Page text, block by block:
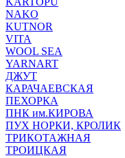
NAKO
KUTNOR
VITA
WOOL SEA
YARNART
ДЖУТ
КАРАЧАЕВСКАЯ
ПЕХОРКА
ПНК им.КИРОВА
ПУХ НОРКИ, КРОЛИК
ТРИКОТАЖНАЯ
ТРОИЦКАЯ